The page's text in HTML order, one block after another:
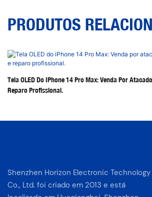
PRODUTOS
Tela OLED Do IPhone 14 Pro Max: Venda Por
Reparo Profissional.
Shenzhen Horizon Electronic Technology
Co., Ltd. foi criado em 2013 e está